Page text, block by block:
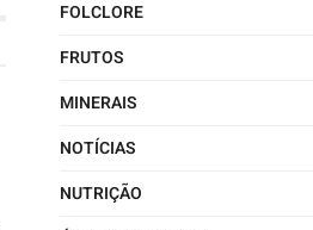
FOLCLORE
FRUTOS
MINERAIS
NOTÍCIAS
NUTRIÇÃO